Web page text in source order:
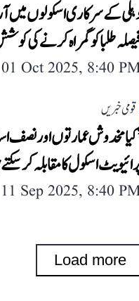
کے سرکاری اسکولوں
طلبا کو گمراہ کرنے کی
01 Oct 2025, 8:40
قومی خبریں
مخدوش عمارتوں اور نصف
اسکول کا مقابلہ کر
11 Sep 2025, 8:40
Load more